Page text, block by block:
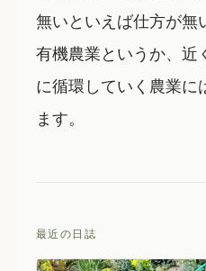
無いといえば仕方が無
有機農業というか、近
に循環していく農業に
ます。
最近の日誌